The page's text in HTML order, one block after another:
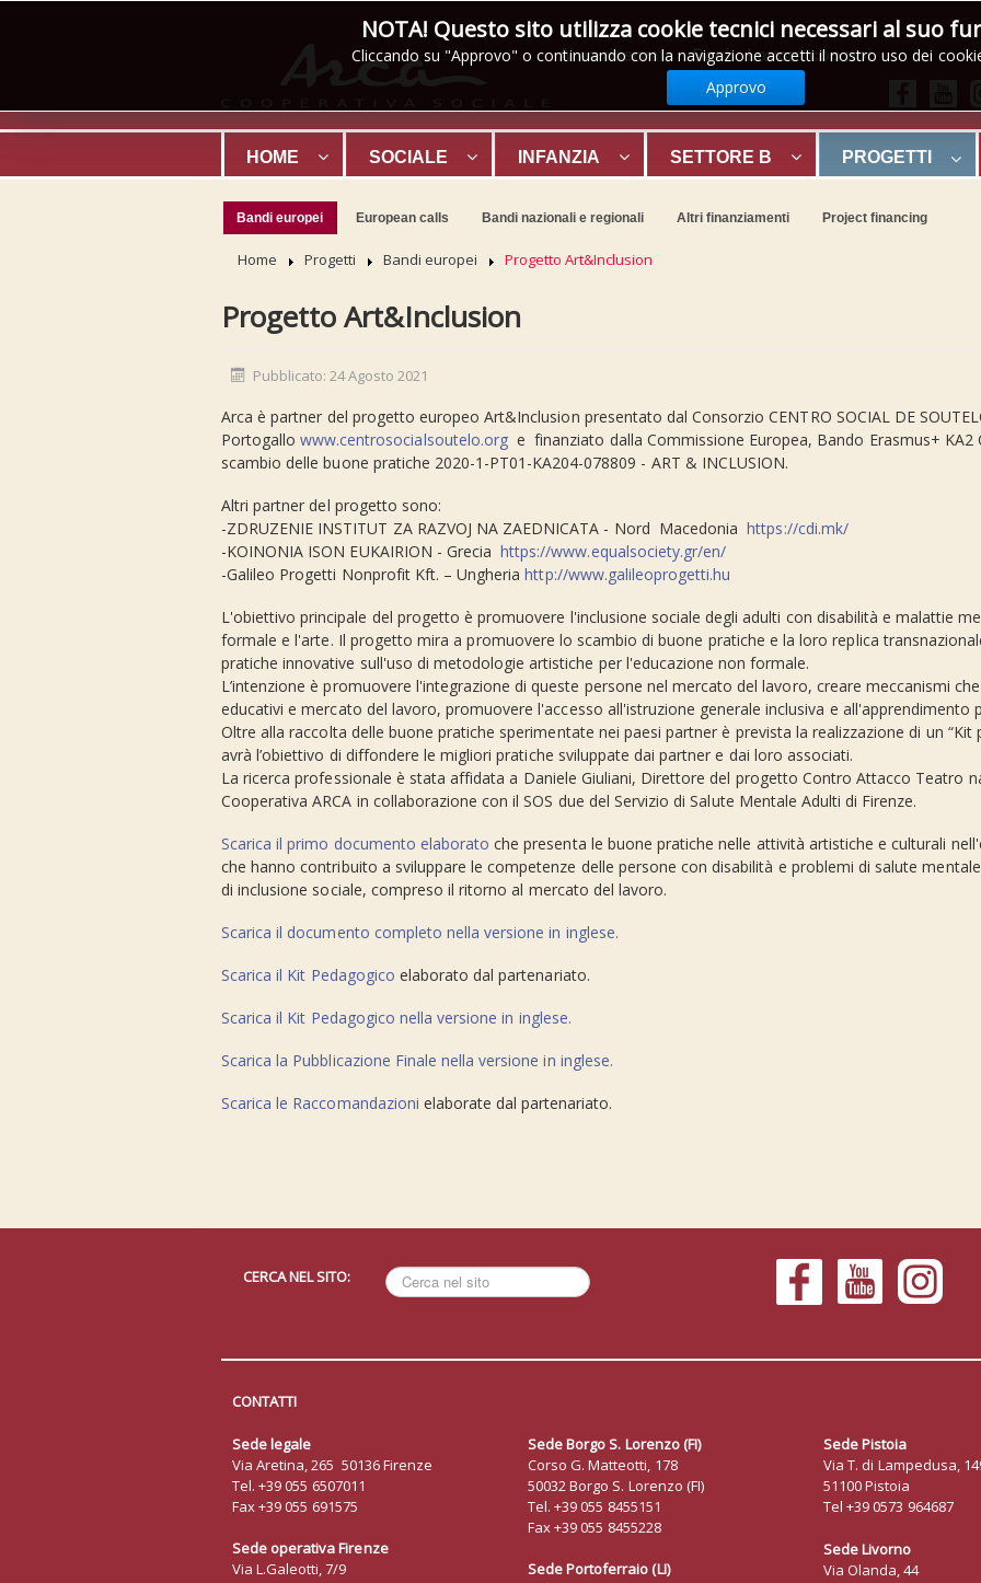
Area riservata Soci Lavora con noi
HOME SOCIALE INFANZIA SETTORE B PROGETTI
Bandi europei European calls Bandi nazionali e regionali Altri finanziamenti Project financing
Home Progetti Bandi europei Progetto Art&Inclusion
Progetto Art&Inclusion
Pubblicato: 24 Agosto 2021
Arca è partner del progetto europeo Art&Inclusion presentato dal Consorzio CENTRO SOCIAL DE
Portogallowww.centrosocialsoutelo.orge finanziato dalla Commissione Europea, Bando Erasmus+ KA2
scambio delle buone pratiche 2020-1-PT01-KA204-078809 - ART & INCLUSION.
Altri partner del progetto sono:
-ZDRUZENIE INSTITUT ZA RAZVOJ NA ZAEDNICATA - Nord Macedoniahttps://cdi.mk/
-KOINONIA ISON EUKAIRION - Greciahttps://www.equalsociety.gr/en/
-Galileo Progetti Nonprofit Kft. – Ungheriahttp://www.galileoprogetti.hu
L'obiettivo principale del progetto è promuovere l'inclusione sociale degli adulti con disabilità e malattie
formale e l'arte. Il progetto mira a promuovere lo scambio di buone pratiche e la loro replica
pratiche innovative sull'uso di metodologie artistiche per l'educazione non formale.
L’intenzione è promuovere l'integrazione di queste persone nel mercato del lavoro, creare meccanismi
educativi e mercato del lavoro, promuovere l'accesso all'istruzione generale inclusiva e all'apprendimento
Oltre alla raccolta delle buone pratiche sperimentate nei paesi partner è prevista la realizzazione di un “Kit
avrà l’obiettivo di diffondere le migliori pratiche sviluppate dai partner e dai loro associati.
La ricerca professionale è stata affidata a Daniele Giuliani, Direttore del progetto Contro Attacco Teatro
Cooperativa ARCA in collaborazione con il SOS due del Servizio di Salute Mentale Adulti di Firenze.
Scarica il primo documento elaborato che presenta le buone pratiche nelle attività artistiche e culturali
che hanno contribuito a sviluppare le competenze delle persone con disabilità e problemi di salute
di inclusione sociale, compreso il ritorno al mercato del lavoro.
Scarica il documento completo nella versione in inglese.
Scarica il Kit Pedagogico elaborato dal partenariato.
Scarica il Kit Pedagogico nella versione in inglese.
Scarica la Pubblicazione Finale nella versione in inglese.
Scarica le Raccomandazioni elaborate dal partenariato.
CERCA NEL SITO:
Cerca
nel
CONTATTI
Sede legale
Via Aretina, 265 50136 Firenze
Tel. +39 055 6507011
Fax +39 055 691575
Sede operativa Firenze
Via L.Galeotti, 7/9
Sede Borgo S. Lorenzo (FI)
Corso G. Matteotti, 178
50032 Borgo S. Lorenzo (FI)
Tel. +39 055 8455151
Fax +39 055 8455228
Sede Portoferraio (LI)
Sede Pistoia
Via T. di Lampedusa,
51100 Pistoia
Tel +39 0573 964687
Sede Livorno
Via Olanda, 44
NOTA! Questo sito utilizza cookie tecnici necessari al suo
Cliccando su "Approvo" o continuando con la navigazione accetti il nostro uso dei
Approvo